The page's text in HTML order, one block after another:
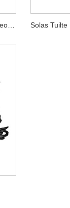
Solas Tuilte Faoi Stiúir 50W Le Braiteoir PIR